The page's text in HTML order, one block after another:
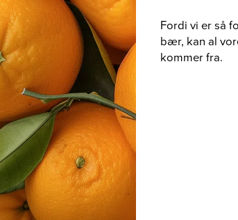
Fordi vi er så
bær, kan al
kommer fra.